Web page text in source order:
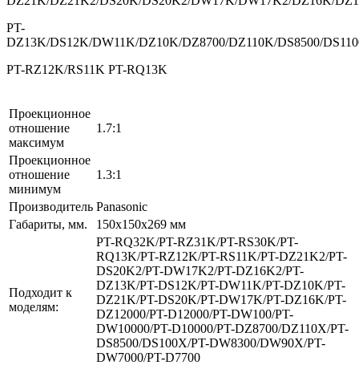
PT-
DZ13K/DS12K/DW11K/DZ10K/DZ8700/DZ110K/DS8500/
PT-RZ12K/RS11K PT-RQ13K
Проекционное
отношение
максимум
1.7:1
Проекционное
отношение
минимум
1.3:1
Производитель Panasonic
Габариты, мм.
150x150x269 мм
Подходит к
моделям:
PT-RQ32K/PT-RZ31K/PT-RS30K/PT-
RQ13K/PT-RZ12K/PT-RS11K/PT-DZ21K2/PT-
DS20K2/PT-DW17K2/PT-DZ16K2/PT-
DZ13K/PT-DS12K/PT-DW11K/PT-DZ10K/PT-
DZ21K/PT-DS20K/PT-DW17K/PT-DZ16K/PT-
DZ12000/PT-D12000/PT-DW100/PT-
DW10000/PT-D10000/PT-DZ8700/DZ110X/PT-
DS8500/DS100X/PT-DW8300/DW90X/PT-
DW7000/PT-D7700